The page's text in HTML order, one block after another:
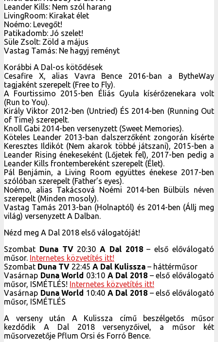
Leander Kills: Nem szól harang
LivingRoom: Kirakat élet
Noémo: Levegőt!
Patikadomb: Jó szelet!
Süle Zsolt: Zöld a május
Vastag Tamás: Ne hagyj reményt
Korábbi A Dal-os kötődések
Cesafire X, alias Vavra Bence 2016-ban a BytheWay
tagjaként szerepelt (Free to Fly).
A Fourtissimo 2015-ben Éliás Gyula kísérőzenekara volt
(Run to You).
Király Viktor 2012-ben (Untried) ÉS 2014-ben (Running Out
of Time) szerepelt.
Knoll Gabi 2014-ben versenyzett (Sweet Memories).
Köteles Leander 2013-ban dalszerzőként zongorán kísérte
Keresztes Ildikót (Nem akarok többé játszani), 2015-ben a
Leander Rising énekeseként (Lőjetek fel), 2017-ben pedig a
Leander Kills frontembereként szerepelt (Élet).
Pál Benjámin, a Living Room együttes énekese 2017-ben
szólóban szerepelt (Father’s eyes).
Noémo, alias Takácsová Noémi 2014-ben Bülbüls néven
szerepelt (Minden mosoly).
Vastag Tamás 2013-ban (Holnaptól) és 2014-ben (Állj meg
világ) versenyzett A Dalban.
Nézd meg A Dal 2018 első válogatóját!
Szombat Duna TV20:30A Dal 2018– első előválogató
műsor. Internetes közvetítés itt!
Szombat Duna TV 22:45 A Dal Kulissza – háttérműsor
Vasárnap Duna World 03:10 A Dal 2018 – első előválogató
műsor, ISMÉTLÉS! Internetes közvetítés itt!
Vasárnap Duna World 10:40 A Dal 2018 – első előválogató
műsor, ISMÉTLÉS
A verseny után A Kulissza című beszélgetős műsor
kezdődik A Dal 2018 versenyzőivel, a műsor két
műsorvezetője Pflum Orsi és Forró Bence.